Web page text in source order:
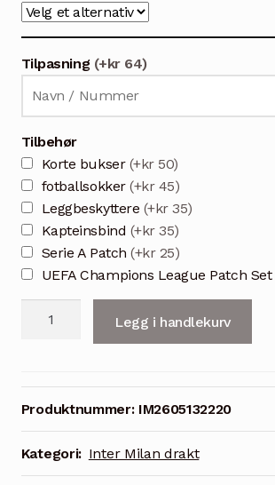
kr 559.
Tilpasning (+kr 64)
Tilbehør
Korte bukser (+kr 50)
fotballsokker(+kr 45)
Leggbeskyttere (+kr 35)
Kapteinsbind (+kr 35)
Serie A Patch(+kr 25)
UEFA Champions League Patch Set
vintage
Legg i handlekurv
Produktnummer: IM2605132220
Kategori: Inter Milan drakt